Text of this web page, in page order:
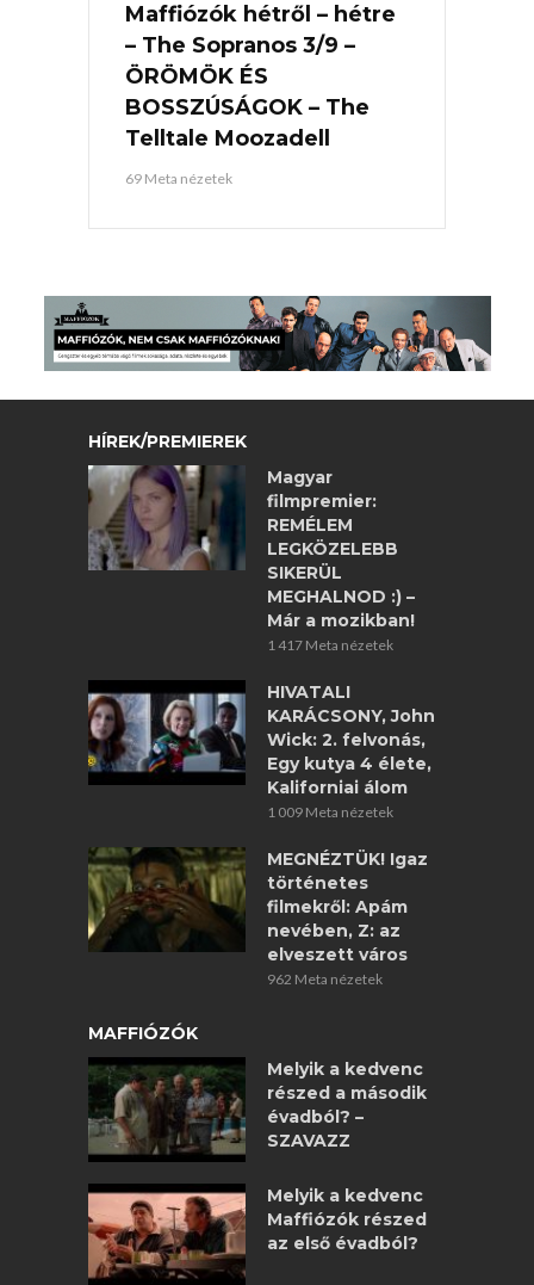
Maffiózók hétről – hétre
– The Sopranos 3/9 –
ÖRÖMÖK ÉS
BOSSZÚSÁGOK – The
Telltale Moozadell
69 Meta nézetek
HÍREK/PREMIEREK
Magyar
filmpremier:
REMÉLEM
LEGKÖZELEBB
SIKERÜL
MEGHALNOD :) –
Már a mozikban!
1 417 Meta nézetek
HIVATALI
KARÁCSONY, John
Wick: 2. felvonás,
Egy kutya 4 élete,
Kaliforniai álom
1 009 Meta nézetek
MEGNÉZTÜK! Igaz
történetes
filmekről: Apám
nevében, Z: az
elveszett város
962 Meta nézetek
MAFFIÓZÓK
Melyik a kedvenc
részed a második
évadból? –
SZAVAZZ
Melyik a kedvenc
Maffiózók részed
az első évadból?